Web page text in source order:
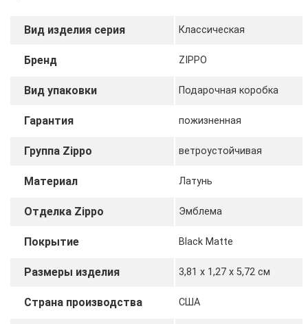
Вид изделия серия Классическая
Бренд ZIPPO
Вид упаковки Подарочная коробка
Гарантия пожизненная
Группа Zippo ветроустойчивая
Материал Латунь
Отделка Zippo Эмблема
Покрытие Black Matte
Размеры изделия 3,81 х 1,27 x 5,72 cм
Страна производства США